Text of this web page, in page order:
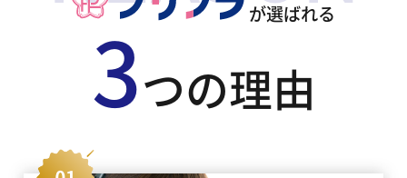
が選ばれる
3つの理由